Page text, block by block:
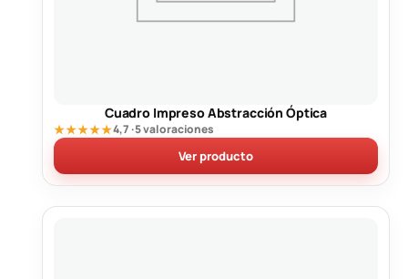
Cuadro Impreso Abstracción Óptica
★★★★★4,7 · 5 valoraciones
Ver producto